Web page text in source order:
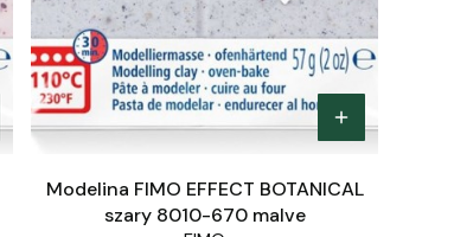
Modelina FIMO EFFECT BOTANICAL
szary 8010-670 malve